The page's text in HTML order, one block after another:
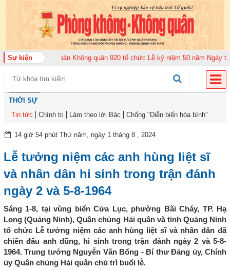
Sự kiệnTrung đoàn Không quân 920 tổ chức Lễ kỷ niệm 50 năm Ngày truyền
THỜI SỰ
Tin tức
Chính trị Làm theo lời Bác Chống "Diễn biến hòa bình"
14 giờ:54 phút Thứ năm, ngày 1 tháng 8 , 2024
Lễ tưởng niệm các anh hùng liệt sĩ
và nhân dân hi sinh trong trận đánh
ngày 2 và 5-8-1964
Sáng 1-8, tại vùng biển Cửa Lục, phường Bãi Cháy, TP. Hạ
Long (Quảng Ninh), Quân chủng Hải quân và tỉnh Quảng Ninh
tổ chức Lễ tưởng niệm các anh hùng liệt sĩ và nhân dân đã
chiến đấu anh dũng, hi sinh trong trận đánh ngày 2 và 5-8-
1964. Trung tướng Nguyễn Văn Bổng - Bí thư Đảng ủy, Chính
ủy Quân chủng Hải quân chủ trì buổi lễ.